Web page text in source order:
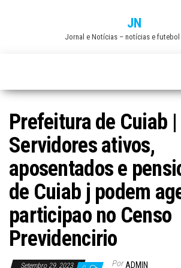
JN
Jornal e Notícias – notícias e
Prefeitura de Cuiab |
Servidores ativos,
aposentados e
de Cuiab j podem
participao no Censo
Previdencirio
Setembro 29, 2023 Por ADMIN